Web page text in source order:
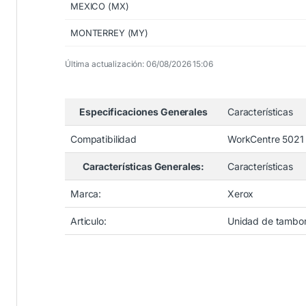
MEXICO (MX)
MONTERREY (MY)
Última actualización: 06/08/2026 15:06
Especificaciones Generales Características
Compatibilidad WorkCentre 5021
Características Generales: Características
Marca: Xerox
Articulo: Unidad de